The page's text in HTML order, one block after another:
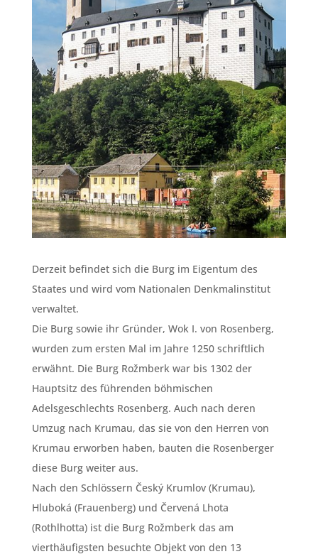
Derzeit befindet sich die Burg im Eigentum des
Staates und wird vom Nationalen Denkmalinstitut
verwaltet.
Die Burg sowie ihr Gründer, Wok I. von Rosenberg,
wurden zum ersten Mal im Jahre 1250 schriftlich
erwähnt. Die Burg Rožmberk war bis 1302 der
Hauptsitz des führenden böhmischen
Adelsgeschlechts Rosenberg. Auch nach deren
Umzug nach Krumau, das sie von den Herren von
Krumau erworben haben, bauten die Rosenberger
diese Burg weiter aus.
Nach den Schlössern Český Krumlov (Krumau),
Hluboká (Frauenberg) und Červená Lhota
(Rothlhotta) ist die Burg Rožmberk das am
vierthäufigsten besuchte Objekt von den 13